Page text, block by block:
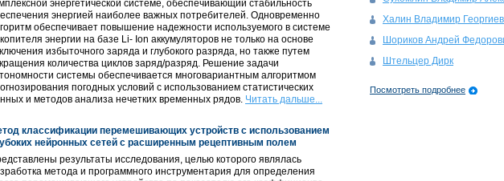
энергетической системе, обеспечивающий стабильность
энергией наиболее важных потребителей. Одновременно
обеспечивает повышение надежности используемого в системе
энергии на базе Li- Ion аккумуляторов не только на основе
избыточного заряда и глубокого разряда, но также путем
количества циклов заряд/разряд. Решение задачи
системы обеспечивается многовариантным алгоритмом
погодных условий с использованием статистических
и методов анализа нечетких временных рядов. Читать дальше...
классификации перемешивающих устройств с использованием
нейронных сетей с расширенным рецептивным полем
результаты исследования, целью которого являлась
метода и программного инструментария для определения
Халин Владимир
Шориков Андрей
Штельцер Дирк
Посмотреть подробнее